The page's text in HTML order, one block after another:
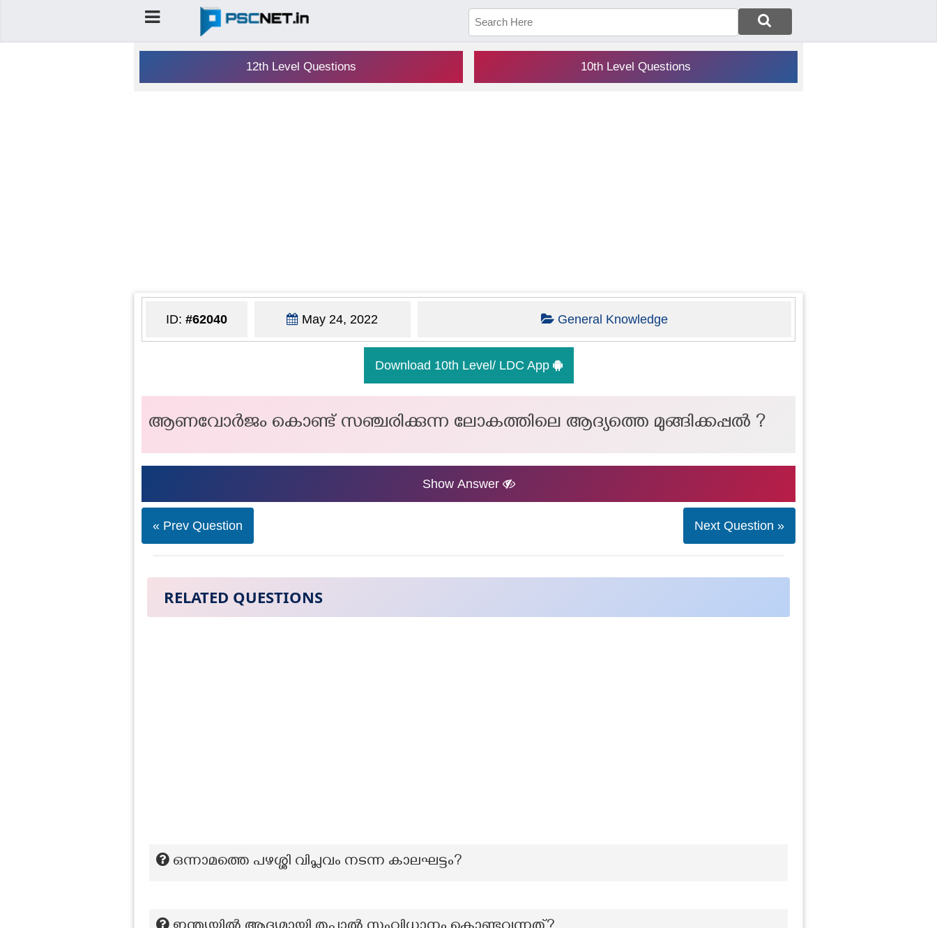
12th Level Questions 10th Level Questions
ID: #62040 May 24, 2022 General Knowledge
Download 10th Level/ LDC App
ആണവോർജം കൊണ്ട് സഞ്ചരിക്കുന്ന ലോകത്തിലെ ആദ്യത്തെ മുങ്ങിക്കപ്പൽ ?
Show Answer
« Prev Question Next Question »
RELATED QUESTIONS
ഒന്നാമത്തെ പഴശ്ശി വിപ്ലവം നടന്ന കാലഘട്ടം?